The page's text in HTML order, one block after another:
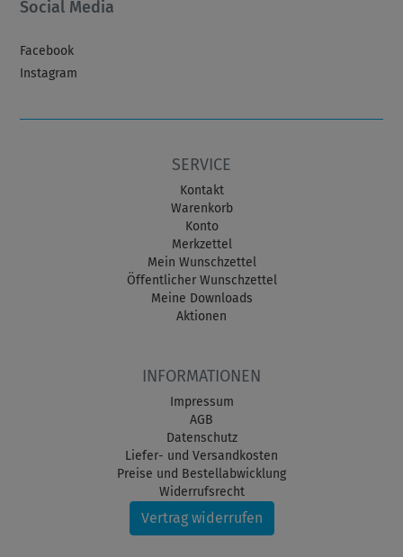
Social Media
Facebook
Instagram
SERVICE
Kontakt
Warenkorb
Konto
Merkzettel
Mein Wunschzettel
Öffentlicher Wunschzettel
Meine Downloads
Aktionen
INFORMATIONEN
Impressum
AGB
Datenschutz
Liefer- und Versandkosten
Preise und Bestellabwicklung
Widerrufsrecht
Vertrag widerrufen